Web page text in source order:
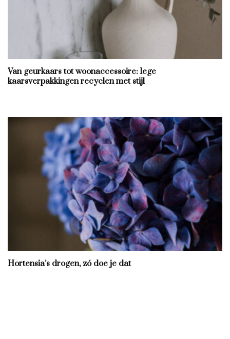
Van geurkaars tot woonaccessoire: lege
kaarsverpakkingen recyclen met stijl
Hortensia’s drogen, zó doe je dat